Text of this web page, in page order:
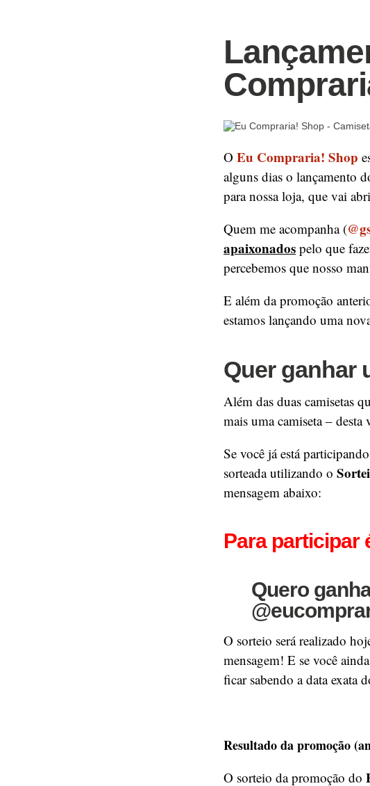
O Eu Compraria! Shop
alguns dias o lançamento
para nossa loja, que vai
Quem me acompanha (
apaixonados pelo que
percebemos que nosso
E além da promoção
estamos lançando uma
Quer ganhar
Além das duas camisetas
mais uma camiseta –
Se você já está
sorteada utilizando o
mensagem abaixo:
Para participar
Quero
O sorteio será realizado
mensagem! E se você
ficar sabendo a data exata
Resultado da promoção
O sorteio da promoção do